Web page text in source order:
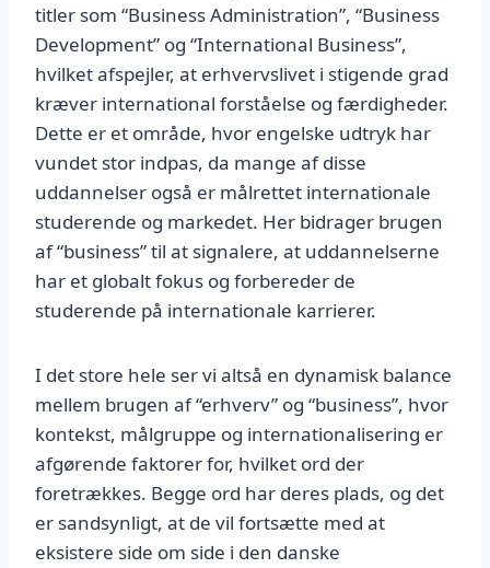
titler som “Business Administration”, “Business
Development” og “International Business”,
hvilket afspejler, at erhvervslivet i stigende grad
kræver international forståelse og færdigheder.
Dette er et område, hvor engelske udtryk har
vundet stor indpas, da mange af disse
uddannelser også er målrettet internationale
studerende og markedet. Her bidrager brugen
af “business” til at signalere, at uddannelserne
har et globalt fokus og forbereder de
studerende på internationale karrierer.
I det store hele ser vi altså en dynamisk balance
mellem brugen af “erhverv” og “business”, hvor
kontekst, målgruppe og internationalisering er
afgørende faktorer for, hvilket ord der
foretrækkes. Begge ord har deres plads, og det
er sandsynligt, at de vil fortsætte med at
eksistere side om side i den danske